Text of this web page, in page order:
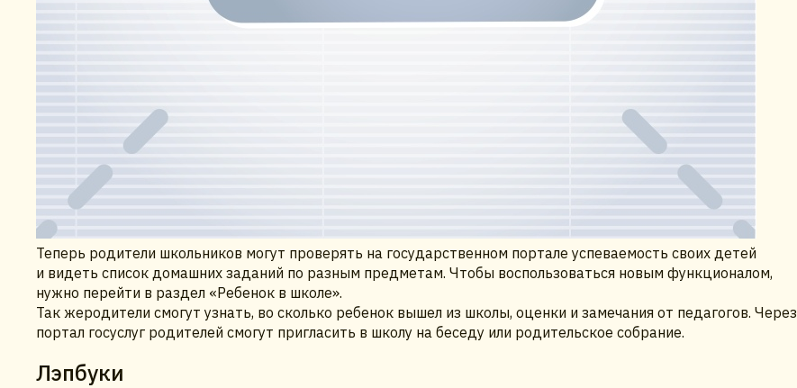
Теперь родители школьников могут проверять на государственном портале успеваемость своих детей
и видеть список домашних заданий по разным предметам. Чтобы воспользоваться новым функционалом,
нужно перейти в раздел «Ребенок в школе».
Так жеродители смогут узнать, во сколько ребенок вышел из школы, оценки и замечания от педагогов. Через
портал госуслуг родителей смогут пригласить в школу на беседу или родительское собрание.
Лэпбуки